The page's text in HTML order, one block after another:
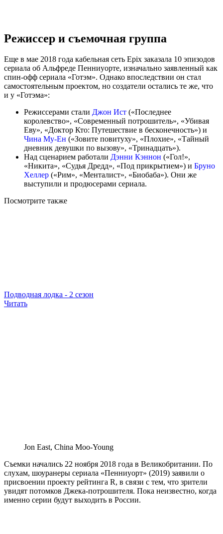
Режиссер и съемочная группа
Еще в мае 2018 года кабельная сеть Epix заказала 10 эпизодов
сериала об Альфреде Пенниуорте, изначально заявленный как
спин-офф сериала «Готэм». Однако впоследствии он стал
самостоятельным проектом, но создатели остались те же, что
и у «Готэма»:
Режиссерами стали Джон Ист («Последнее
королевство», «Современный потрошитель», «Убивая
Еву», «Доктор Кто: Путешествие в бесконечность») и
Чина Му-Ен («Зовите повитуху», «Плохие», «Тайный
дневник девушки по вызову», «Тринадцать»).
Над сценарием работали Дэнни Кэннон («Гол!»,
«Никита», «Судья Дредд», «Под прикрытием») и Бруно
Хеллер («Рим», «Менталист», «Биобаба»). Они же
выступили и продюсерами сериала.
Посмотрите также
Подводная лодка - 2 сезон
Читать
Jon East, China Moo-Young
Съемки начались 22 ноября 2018 года в Великобритании. По
слухам, шоуранеры сериала «Пенниуорт» (2019) заявили о
присвоении проекту рейтинга R, в связи с тем, что зрители
увидят потомков Джека-потрошителя. Пока неизвестно, когда
именно серии будут выходить в России.